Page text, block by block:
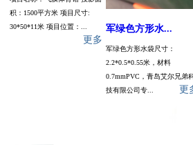
积：1500平方米 项目尺寸:
30*50*11米 项目位置：...
更多
军绿色方形水...
军绿色方形水袋尺寸：
2.2*0.5*0.55米，材料
0.7mmPVC，青岛艾尔兄弟
技有限公司专...
更